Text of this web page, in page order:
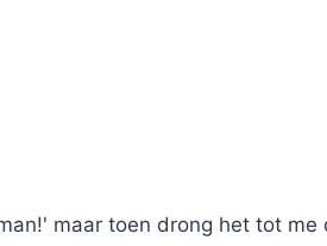
maar toen drong het tot